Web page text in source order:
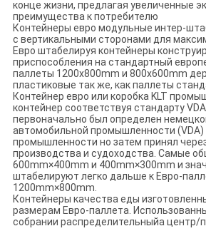
конце жизни, предлагая увеличенные
преимущества к потребителю
Контейнеры евро модульные интер-
с вертикальными сторонами для
Евро штабелируя контейнеры
приспособления на стандартный
паллеты 1200x800mm и 800x600mm
пластиковые так же, как паллеты
Контейнер евро или коробка KLT
контейнер соответствуя стандарту
первоначально был определен
автомобильной промышленности
промышленности но затем принял
производства и судоходства. Самые
600mm×400mm и 400mm×300mm и
штабелируют легко дальше к Евро-
1200mm×800mm.
Контейнеры качества еды
размерам Евро-паллета.
собрании распределительныйа центр/